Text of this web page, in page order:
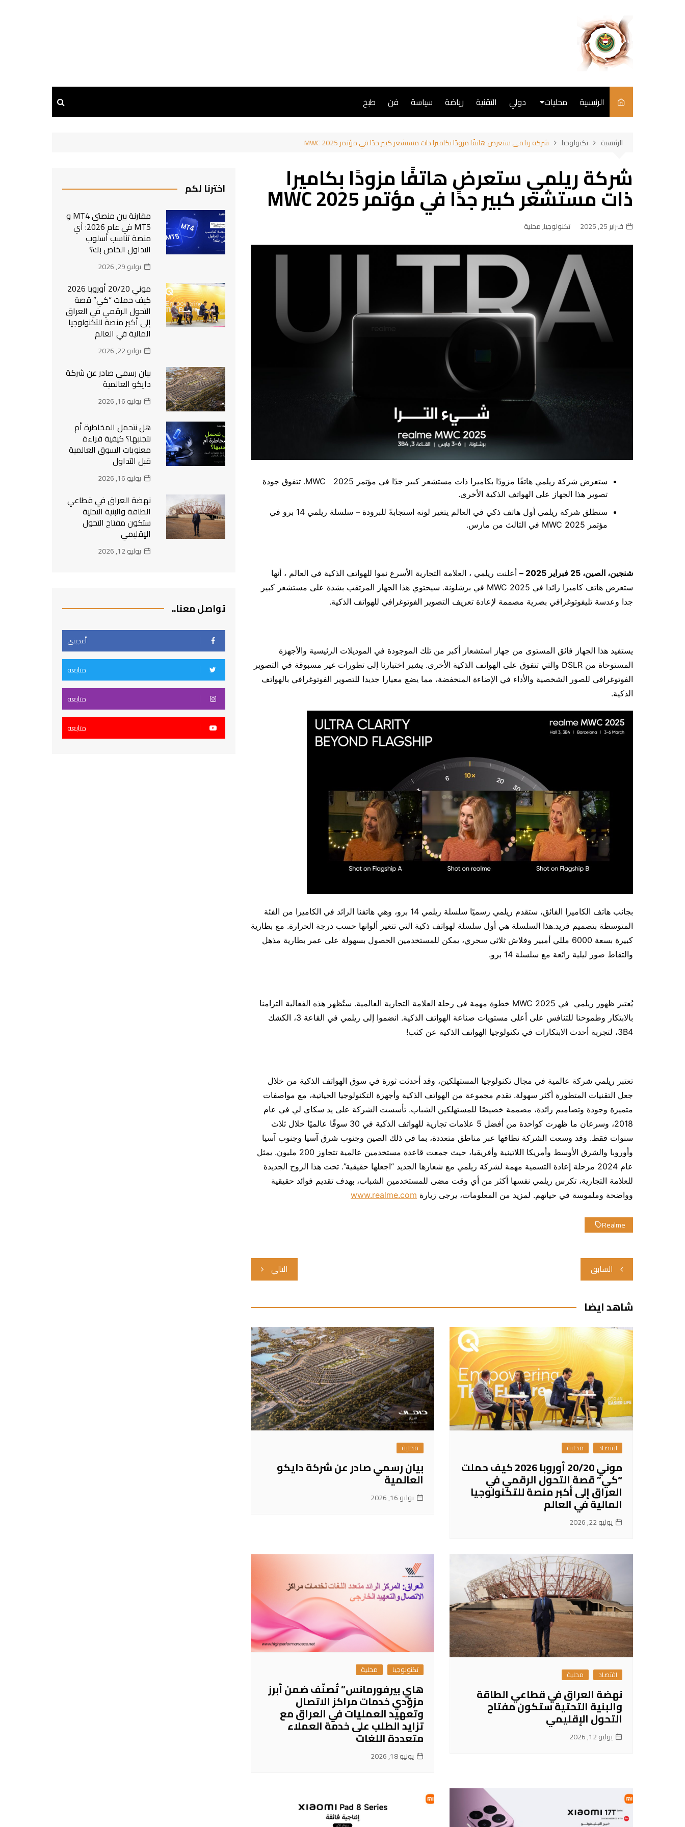
الرئيسية محليات
طبخ
دولي التقنية رياضة سياسة فن طبخ
الرئيسية تكنولوجيا شركة ريلمي ستعرض هاتفًا مزودًا بكاميرا ذات مستشعر كبير جدًا في مؤتمر MWC 2025
شركة ريلمي ستعرض هاتفًا مزودًا بكاميرا
ذات مستشعر كبير جدًا في مؤتمر MWC 2025
فبراير 25, 2025 تكنولوجيا,محلية
ستعرض شركة ريلمي هاتفًا مزودًا بكاميرا ذات مستشعر كبير جدًا في مؤتمر MWC 2025. تتفوق جودة
تصوير هذا الجهاز على الهواتف الذكية الأخرى.
ستطلق شركة ريلمي أول هاتف ذكي في العالم يتغير لونه استجابةً للبرودة – سلسلة ريلمي 14 برو في
مؤتمر MWC 2025 في الثالث من مارس.
شنجين، الصين، 25 فبراير 2025
– أعلنت ريلمي ، العلامة التجارية الأسرع نموا للهواتف الذكية في العالم ، أنها
ستعرض هاتف كاميرا رائدا في MWC 2025 في برشلونة. سيحتوي هذا الجهاز المرتقب بشدة على مستشعر كبير
جدا وعدسة تليفوتوغرافي بصرية مصممة لإعادة تعريف التصوير الفوتوغرافي للهواتف الذكية.
يستفيد هذا الجهاز فائق المستوى من جهاز استشعار أكبر من تلك الموجودة في الموديلات الرئيسية والأجهزة
المستوحاة من DSLR والتي تتفوق على الهواتف الذكية الأخرى. يشير اختبارنا إلى تطورات غير مسبوقة في التصوير
الفوتوغرافي للصور الشخصية والأداء في الإضاءة المنخفضة، مما يضع معيارا جديدا للتصوير الفوتوغرافي بالهواتف
الذكية.
بجانب هاتف الكاميرا الفائق، ستقدم ريلمي رسميًا سلسلة ريلمي 14 برو، وهي هاتفنا الرائد في الكاميرا من الفئة
المتوسطة بتصميم فريد.هذا السلسلة هي أول سلسلة لهواتف ذكية التي تتغير ألوانها حسب درجة الحرارة. مع بطارية
كبيرة بسعة 6000 مللي أمبير وفلاش ثلاثي سحري، يمكن للمستخدمين الحصول بسهولة على عمر بطارية مذهل
والتقاط صور ليلية رائعة مع سلسلة 14 برو.
يُعتبر ظهور ريلمي في MWC 2025 خطوة مهمة في رحلة العلامة التجارية العالمية. ستُظهر هذه الفعالية التزامنا
بالابتكار وطموحنا للتنافس على أعلى مستويات صناعة الهواتف الذكية. انضموا إلى ريلمي في القاعة 3، الكشك
3B4، لتجربة أحدث الابتكارات في تكنولوجيا الهواتف الذكية عن كثب!
تعتبر ريلمي شركة عالمية في مجال تكنولوجيا المستهلكين، وقد أحدثت ثورة في سوق الهواتف الذكية من خلال
جعل التقنيات المتطورة أكثر سهولة. تقدم مجموعة من الهواتف الذكية وأجهزة التكنولوجيا الحياتية، مع مواصفات
متميزة وجودة وتصاميم رائدة، مصممة خصيصًا للمستهلكين الشباب. تأسست الشركة على يد سكاي لي في عام
2018، وسرعان ما ظهرت كواحدة من أفضل 5 علامات تجارية للهواتف الذكية في 30 سوقًا عالميًا خلال ثلاث
سنوات فقط. وقد وسعت الشركة نطاقها عبر مناطق متعددة، بما في ذلك الصين وجنوب شرق آسيا وجنوب آسيا
وأوروبا والشرق الأوسط وأمريكا اللاتينية وأفريقيا، حيث جمعت قاعدة مستخدمين عالمية تتجاوز 200 مليون. يمثل
عام 2024 مرحلة إعادة التسمية مهمة لشركة ريلمي مع شعارها الجديد “اجعلها حقيقية”. تحت هذا الروح الجديدة
للعلامة التجارية، تكرس ريلمي نفسها أكثر من أي وقت مضى للمستخدمين الشباب، بهدف تقديم فوائد حقيقية
وواضحة وملموسة في حياتهم. لمزيد من المعلومات، يرجى زيارة www.realme.com
Realme
تصفّح
المقالات
السابق التالي
شاهد ايضا
اقتصاد محلية
موني 20/20 أوروبا 2026 كيف حملت
“كي” قصة التحول الرقمي في
العراق إلى أكبر منصة للتكنولوجيا
المالية في العالم
يوليو 22, 2026
محلية
بيان رسمي صادر عن شركة دايكو
العالمية
يوليو 16, 2026
اقتصاد محلية
نهضة العراق في قطاعي الطاقة
والبنية التحتية ستكون مفتاح
التحول الإقليمي
يوليو 12, 2026
تكنولوجيا محلية
هاي بيرفورمانس” تُصنّف ضمن أبرز
مزوّدي خدمات مراكز الاتصال
وتعهيد العمليات في العراق مع
تزايد الطلب على خدمة العملاء
متعددة اللغات
يونيو 18, 2026
اخترنا لكم
مقارنة بين منصتي MT4 و
MT5 في عام 2026: أي
منصة تناسب أسلوب
التداول الخاص بك؟
يوليو 29, 2026
موني 20/20 أوروبا 2026
كيف حملت “كي” قصة
التحول الرقمي في العراق
إلى أكبر منصة للتكنولوجيا
المالية في العالم
يوليو 22, 2026
بيان رسمي صادر عن شركة
دايكو العالمية
يوليو 16, 2026
هل نتحمل المخاطرة أم
نتجنبها؟ كيفية قراءة
معنويات السوق العالمية
قبل التداول
يوليو 16, 2026
نهضة العراق في قطاعي
الطاقة والبنية التحتية
ستكون مفتاح التحول
الإقليمي
يوليو 12, 2026
تواصل معنا..
أعجبني
متابعة
متابعة
متابعة